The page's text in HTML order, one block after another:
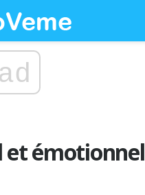
ad
et émotionnel